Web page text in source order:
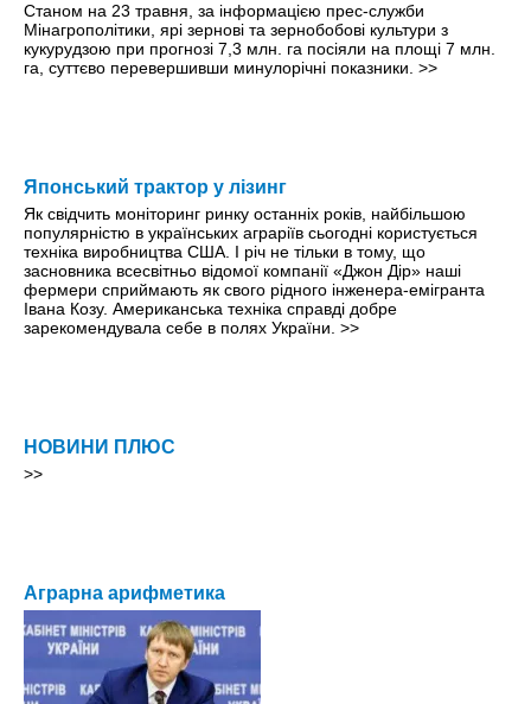
Станом на 23 травня, за інформацією прес-служби
Мінагрополітики, ярі зернові та зернобобові культури з
кукурудзою при прогнозі 7,3 млн. га посіяли на площі 7 млн.
га, суттєво перевершивши минулорічні показники. >>
Японський трактор у лізинг
Як свідчить моніторинг ринку останніх років, найбільшою
популярністю в українських аграріїв сьогодні користується
техніка виробництва США. І рiч не тільки в тому, що
засновника всесвітньо відомої компанії «Джон Дір» наші
фермери сприймають як свого рідного інженера-емігранта
Івана Козу. Американська техніка справді добре
зарекомендувала себе в полях України. >>
НОВИНИ ПЛЮС
>>
Аграрна арифметика